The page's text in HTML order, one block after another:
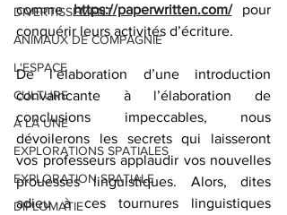
DIVERTISSEMENT
ANIMAUX DE COMPAGNIE
L'ESPACE
CULTURE
À LA UNE
EXPLORATIONS SPATIALES
EXPLORATION SPATIALE
DIPLOMATIE
comme https://paperwritten.com/ pour
conquérir leurs activités d’écriture.
De l’élaboration d’une introduction
convaincante à l’élaboration de
conclusions impeccables, nous
dévoilerons les secrets qui laisseront
vos professeurs applaudir vos nouvelles
prouesses linguistiques. Alors, dites
adieu à ces tournures linguistiques